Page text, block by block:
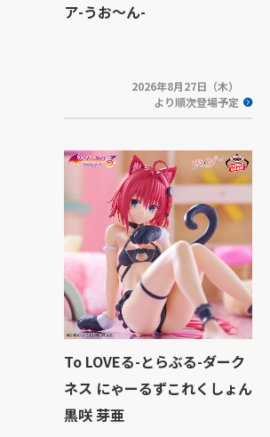
ア-うお～ん-
2026年8月27日（木）
より順次登場予定
To LOVEる-とらぶる-ダーク
ネス にゃーるずこれくしょん
黒咲 芽亜